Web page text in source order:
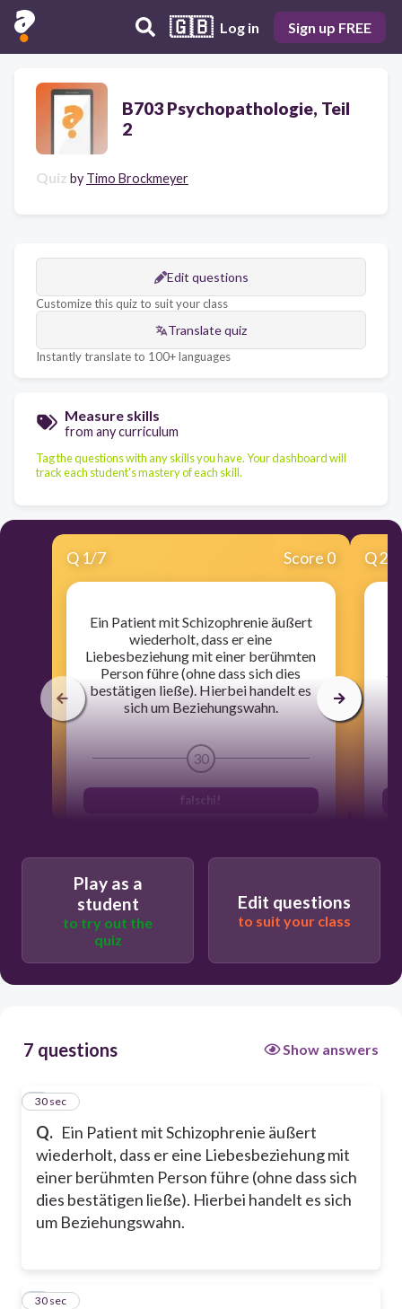
🇬🇧 Log in Sign up FREE
B703 Psychopathologie, Teil
2
Quiz by Timo Brockmeyer
Edit questions
Customize this quiz to suit your class
Translate quiz
Instantly translate to 100+ languages
Measure skills
from any curriculum
Tag the questions with any skills you have. Your dashboard will
track each student's mastery of each skill.
Q 1/7 Score 0
Ein Patient mit Schizophrenie äußert
wiederholt, dass er eine
Liebesbeziehung mit einer berühmten
Person führe (ohne dass sich dies
bestätigen ließe). Hierbei handelt es
sich um Beziehungswahn.
30
falschi!
Q2
Play as a
student
to try out the
quiz
Edit questions
to suit your class
7 questions Show answers
Q. Ein Patient mit Schizophrenie äußert
wiederholt, dass er eine Liebesbeziehung mit
einer berühmten Person führe (ohne dass sich
dies bestätigen ließe). Hierbei handelt es sich
um Beziehungswahn.
1
30 sec
2
30 sec